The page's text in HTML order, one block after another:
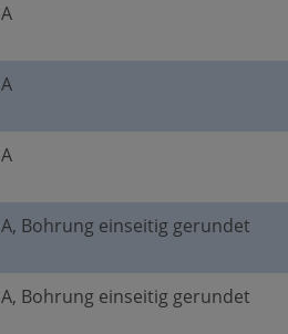
A
A
A
A, Bohrung einseitig gerundet
A, Bohrung einseitig gerundet